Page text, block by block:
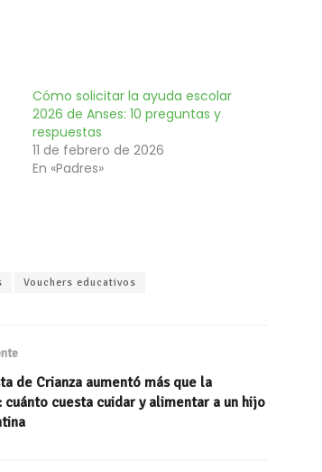
Cómo solicitar la ayuda escolar
2026 de Anses: 10 preguntas y
respuestas
11 de febrero de 2026
En «Padres»
Vouchers educativos
de Crianza aumentó más que la
cuánto cuesta cuidar y alimentar a un hijo